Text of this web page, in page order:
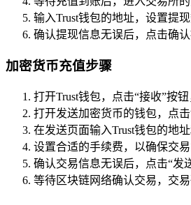
输入Trust钱包的地址，设置提
确认提现信息无误后，点击确
加密货币充值步骤
打开Trust钱包，点击“接收”按
打开发送加密货币的钱包，点
在发送页面输入Trust钱包的地
设置合适的手续费，以确保交
确认交易信息无误后，点击“发
等待区块链网络确认交易，交